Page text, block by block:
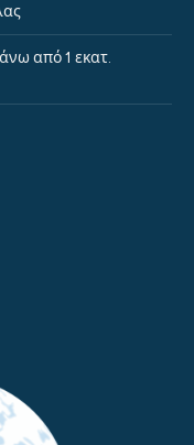
από 1 εκατ.